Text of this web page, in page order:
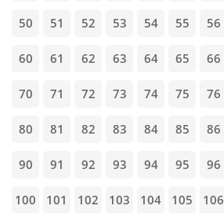
50 51 52 53 54 55 56
60 61 62 63 64 65 66
70 71 72 73 74 75 76
80 81 82 83 84 85 86
90 91 92 93 94 95 96
100 101 102 103 104 105 106